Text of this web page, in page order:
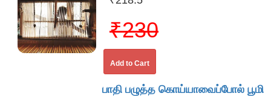
₹230
Add to Cart
பாதி பழுத்த கொய்யாவைப்போல் பூமி